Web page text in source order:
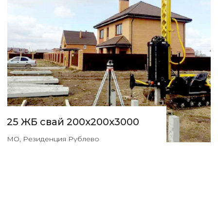
25 ЖБ свай 200х200х3000
МО, Резиденция Рублево